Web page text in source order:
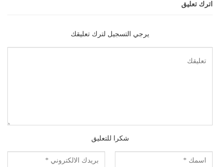
اترك تعليق
يرجي التسجيل لترك تعليقك
شكرا للتعليق